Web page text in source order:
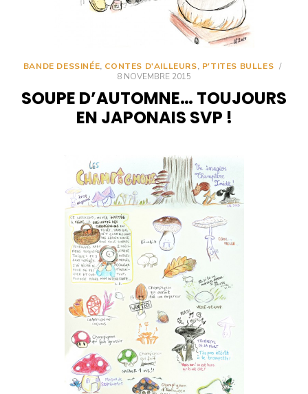
BANDE DESSINÉE, CONTES D'AILLEURS, P'TITES BULLES /
8 NOVEMBRE 2015
SOUPE D’AUTOMNE… TOUJOURS
EN JAPONAIS SVP !